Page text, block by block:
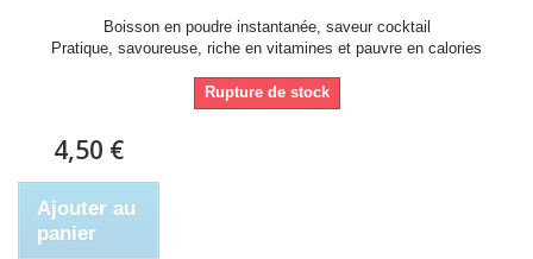
Boisson en poudre instantanée, saveur cocktail
Pratique, savoureuse, riche en vitamines et pauvre en calories
Rupture de stock
4,50 €
Ajouter au
panier